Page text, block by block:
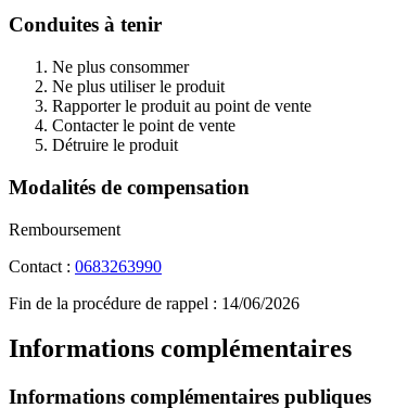
Conduites à tenir
Ne plus consommer
Ne plus utiliser le produit
Rapporter le produit au point de vente
Contacter le point de vente
Détruire le produit
Modalités de compensation
Remboursement
Contact : 0683263990
Fin de la procédure de rappel : 14/06/2026
Informations complémentaires
Informations complémentaires publiques